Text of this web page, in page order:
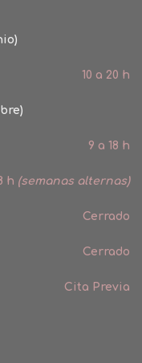
10 a 20 h
9 a 18 h
h (semanas alternas)
Cerrado
Cerrado
Cita Previa